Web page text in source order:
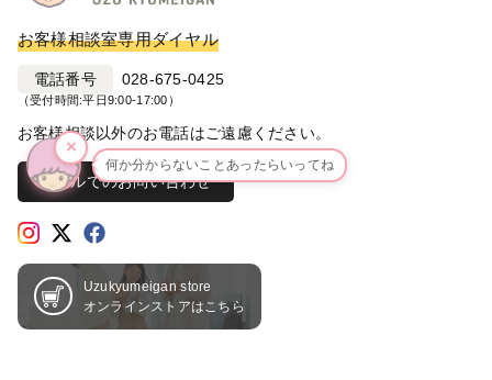
お客様相談室専用ダイヤル
電話番号 028-675-0425
（受付時間:平日9:00-17:00）
お客様相談以外のお電話はご遠慮ください。
Uzukyumeigan store
オンラインストアはこちら
メールでのお問い合わせ
×
何か分からないことあったらいってね